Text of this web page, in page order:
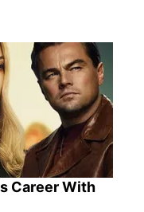
Career With